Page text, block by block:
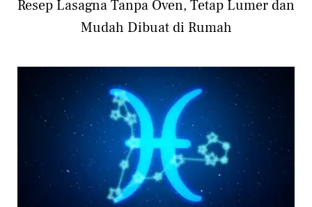
Resep Lasagna Tanpa Oven, Tetap Lumer dan
Mudah Dibuat di Rumah